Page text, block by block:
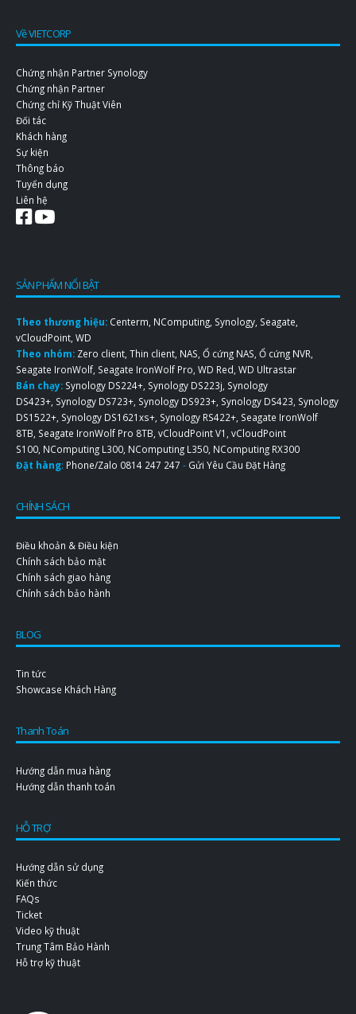
Về VIETCORP
Chứng nhận Partner Synology
Chứng nhận Partner
Chứng chỉ Kỹ Thuật Viên
Đối tác
Khách hàng
Sự kiện
Thông báo
Tuyển dụng
Liên hệ
SẢN PHẨM NỔI BẬT
Theo thương hiệu: Centerm NComputing Synology Seagate
vCloudPoint WD
Theo nhóm: Zero client Thin client NAS Ổ cứng NAS Ổ cứng NVR
Seagate IronWolf, Seagate IronWolf Pro WD Red WD Ultrastar
Bán chạy: Synology DS224+ Synology DS223j Synology
DS423+ Synology DS723+ Synology DS923+ Synology DS423 Synology
DS1522+ Synology DS1621xs+ Synology RS422+ Seagate IronWolf
8TB Seagate IronWolf Pro 8TB vCloudPoint V1 vCloudPoint
S100 NComputing L300 NComputing L350 NComputing RX300
Đặt hàng: Phone/Zalo 0814 247 247 - Gửi Yêu Cầu Đặt Hàng
CHÍNH SÁCH
Điều khoản & Điều kiện
Chính sách bảo mật
Chính sách giao hàng
Chính sách bảo hành
BLOG
Tin tức
Showcase Khách Hàng
Thanh Toán
Hướng dẫn mua hàng
Hướng dẫn thanh toán
HỖ TRỢ
Hướng dẫn sử dụng
Kiến thức
FAQs
Ticket
Video kỹ thuật
Trung Tâm Bảo Hành
Hỗ trợ kỹ thuật